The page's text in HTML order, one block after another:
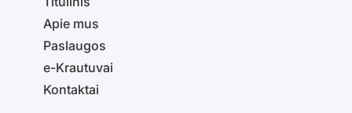
Apie mus
Paslaugos
e-Krautuvai
Kontaktai